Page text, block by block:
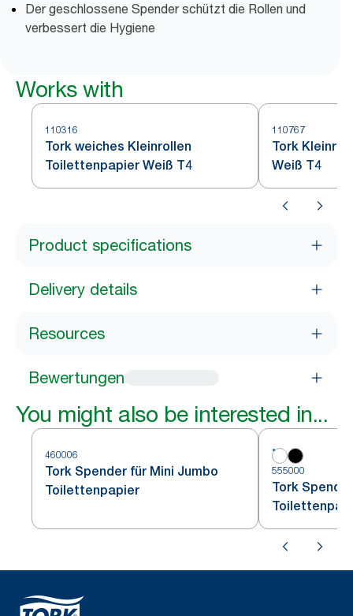
Der geschlossene Spender schützt die Rollen und
verbessert die Hygiene
Works with
110316
Tork weiches Kleinrollen
Toilettenpapier Weiß T4
110767
Tork
Weiß T4
Product specifications
Delivery details
Resources
Bewertungen
You might also be interested in...
460006
Tork Spender für Mini Jumbo
Toilettenpapier
555000
Tork